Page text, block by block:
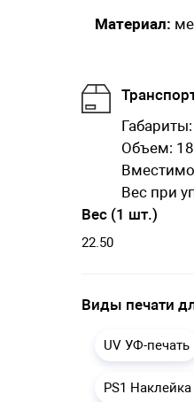
Материал:
Объем:
Вес при
Вес (1 шт.)
22.50
Виды печати
UV УФ-печать
PS1